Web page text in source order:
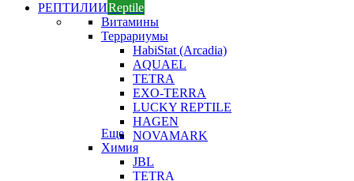
РЕПТИЛИИReptile
Витамины
Террариумы
HabiStat (Arcadia)
AQUAEL
TETRA
EXO-TERRA
LUCKY REPTILE
HAGEN
NOVAMARK
Еще
Химия
JBL
TETRA